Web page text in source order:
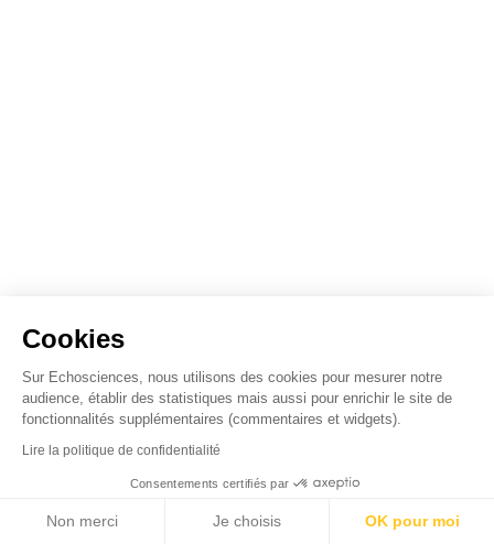
Cookies
Sur Echosciences, nous utilisons des cookies pour mesurer notre
audience, établir des statistiques mais aussi pour enrichir le site de
fonctionnalités supplémentaires (commentaires et widgets).
Lire la politique de confidentialité
Consentements certifiés par
Non merci Je choisis OK pour moi